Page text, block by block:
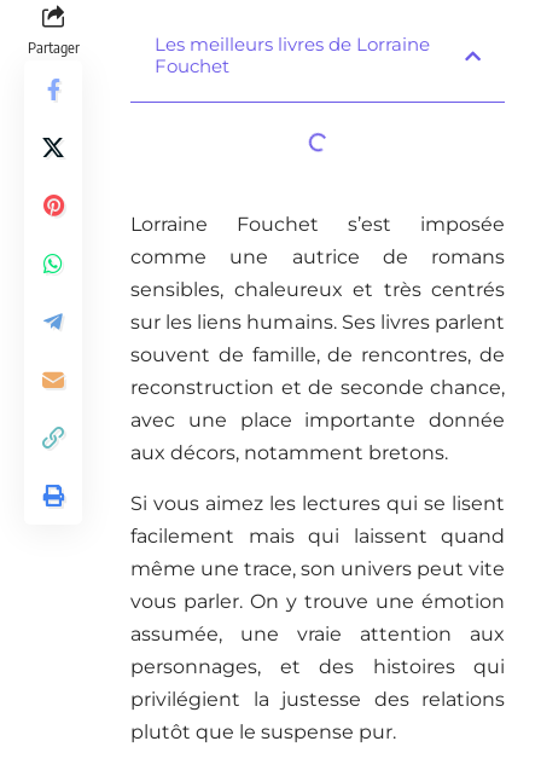
Partager
Les meilleurs livres de Lorraine
Fouchet
Lorraine Fouchet s’est imposée
comme une autrice de romans
sensibles, chaleureux et très centrés
sur les liens humains. Ses livres parlent
souvent de famille, de rencontres, de
reconstruction et de seconde chance,
avec une place importante donnée
aux décors, notamment bretons.
Si vous aimez les lectures qui se lisent
facilement mais qui laissent quand
même une trace, son univers peut vite
vous parler. On y trouve une émotion
assumée, une vraie attention aux
personnages, et des histoires qui
privilégient la justesse des relations
plutôt que le suspense pur.